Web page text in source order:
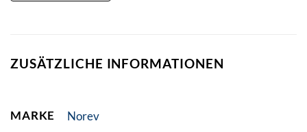
ZUSÄTZLICHE INFORMATIONEN
MARKE Norev